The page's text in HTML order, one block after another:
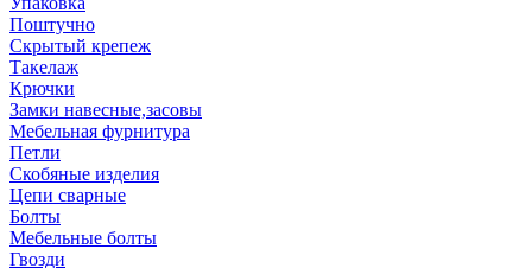
Поштучно
Скрытый крепеж
Такелаж
Крючки
Замки навесные,засовы
Мебельная фурнитура
Петли
Скобяные изделия
Цепи сварные
Болты
Мебельные болты
Гвозди